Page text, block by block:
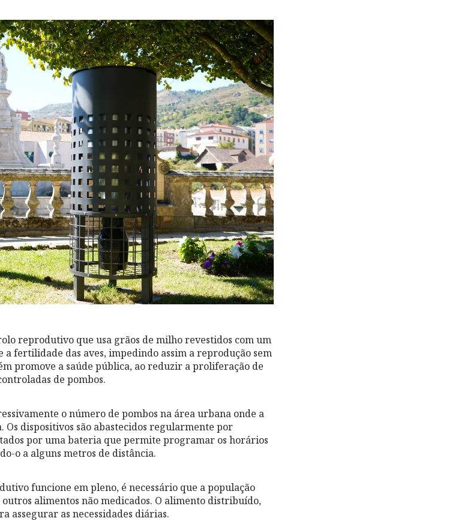
reprodutivo que usa grãos de milho revestidos com um
fertilidade das aves, impedindo assim a reprodução sem
promove a saúde pública, ao reduzir a proliferação de
de pombos.
o número de pombos na área urbana onde a
Os dispositivos são abastecidos regularmente por
por uma bateria que permite programar os horários
o a alguns metros de distância.
funcione em pleno, é necessário que a população
alimentos não medicados. O alimento distribuído,
assegurar as necessidades diárias.